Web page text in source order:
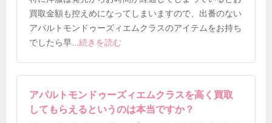
買取金額も控えめになってしまいますので、出番のない
アパルトモンドゥーズィエムクラスのアイテムをお持ち
でしたら早...続きを読む
アパルトモンドゥーズィエムクラスを高く買取
してもらえるというのは本当ですか？